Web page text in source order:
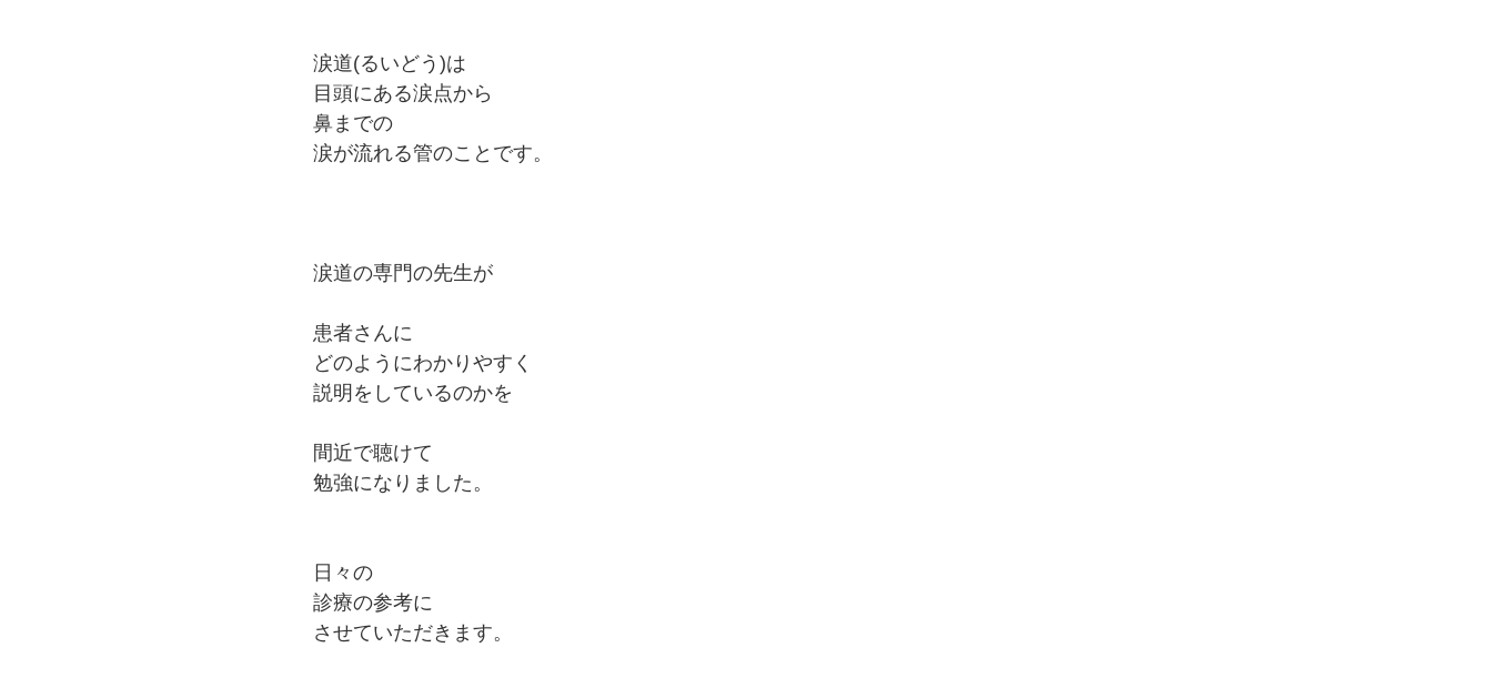
涙道(るいどう)は
目頭にある涙点から
鼻までの
涙が流れる管のことです。
涙道の専門の先生が
患者さんに
どのようにわかりやすく
説明をしているのかを
間近で聴けて
勉強になりました。
日々の
診療の参考に
させていただきます。